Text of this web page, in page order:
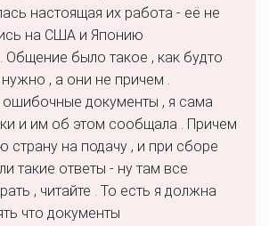
настоящая их работа - её не
на США и Японию
Общение было такое , как будто
, а они не причем .
документы , я сама
и им об этом сообщала . Причем
страну на подачу , и при сборе
такие ответы - ну там все
, читайте . То есть я должна
что документы